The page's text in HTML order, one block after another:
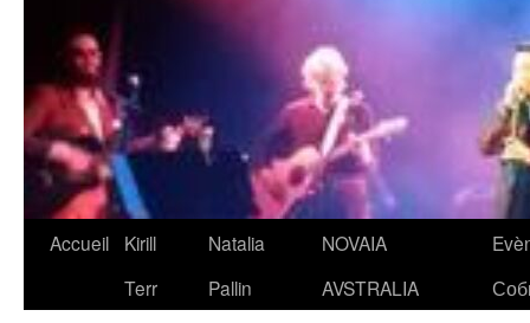
Aller
Accueil
Kirill
Terr
Natalia
Pallin
NOVAIA
AVSTRALIA